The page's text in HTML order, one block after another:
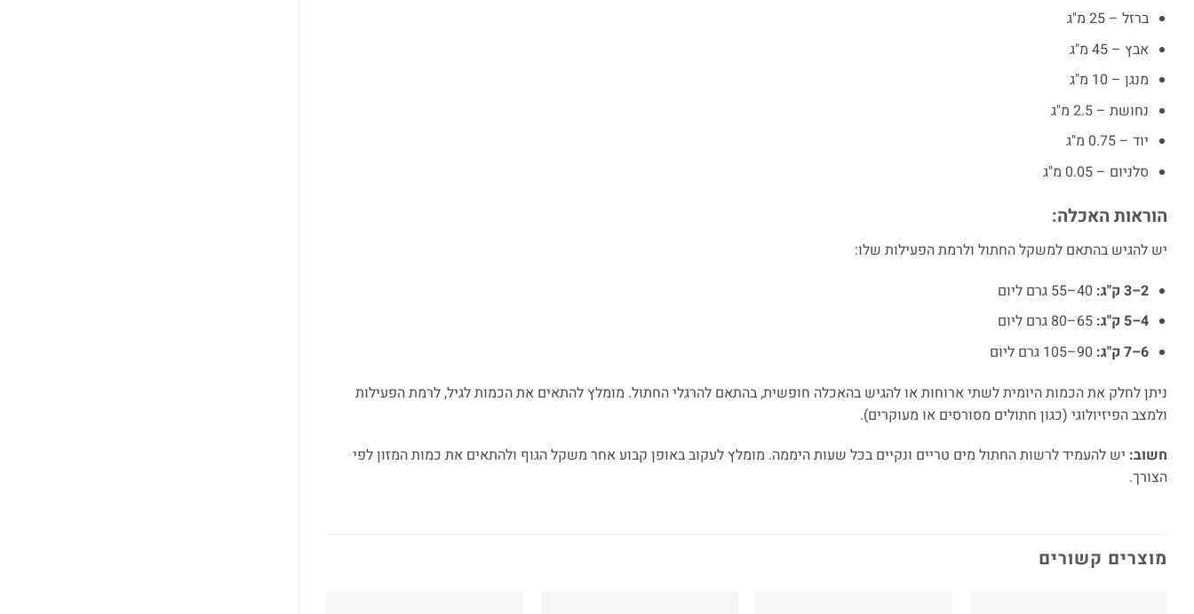
ברזל – 25 מ"ג
אבץ – 45 מ"ג
מנגן – 10 מ"ג
נחושת – 2.5 מ"ג
יוד – 0.75 מ"ג
סלניום – 0.05 מ"ג
הוראות האכלה:
יש להגיש בהתאם למשקל החתול ולרמת הפעילות שלו:
2–3 ק"ג:
4–5 ק"ג:
6–7 ק"ג:
ניתן לחלק את הכמות היומית לשתי ארוחות או להגיש בהאכלה חופשית, בהתאם להרגלי החתול. מומלץ להתאים את הכמות לגיל, לרמת הפעילות
ולמצב הפיזיולוגי (כגון חתולים מסורסים או מעוקרים).
חשוב: יש להעמיד לרשות החתול מים טריים ונקיים בכל שעות היממה. מומלץ לעקוב באופן קבוע אחר משקל הגוף ולהתאים את כמות המזון לפי
הצורך.
מוצרים קשורים